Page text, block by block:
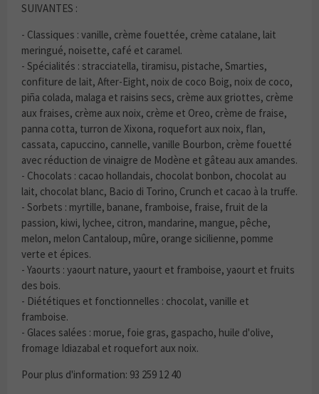
SUIVANTES :
- Classiques : vanille, crème fouettée, crème catalane, lait
meringué, noisette, café et caramel.
- Spécialités : stracciatella, tiramisu, pistache, Smarties,
confiture de lait, After-Eight, noix de coco Boig, noix de coco,
piña colada, malaga et raisins secs, crème aux griottes, crème
aux fraises, crème aux noix, crème et Oreo, crème de fraise,
panna cotta, turron de Xixona, roquefort aux noix, flan,
cassata, capuccino, cannelle, vanille Bourbon, crème fouetté
avec réduction de vinaigre de Modène et gâteau aux amandes.
- Chocolats : cacao hollandais, chocolat bonbon, chocolat au
lait, chocolat blanc, Bacio di Torino, Crunch et cacao à la truffe.
- Sorbets : myrtille, banane, framboise, fraise, fruit de la
passion, kiwi, lychee, citron, mandarine, mangue, pêche,
melon, melon Cantaloup, mûre, orange sicilienne, pomme
verte et épices.
- Yaourts : yaourt nature, yaourt et framboise, yaourt et fruits
des bois.
- Diététiques et fonctionnelles : chocolat, vanille et
framboise.
- Glaces salées : morue, foie gras, gaspacho, huile d'olive,
fromage Idiazabal et roquefort aux noix.
Pour plus d'information: 93 259 12 40